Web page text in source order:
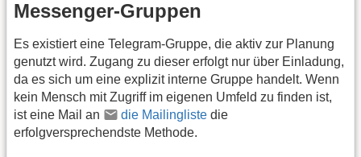
Messenger-Gruppen
Es existiert eine Telegram-Gruppe, die aktiv zur Planung
genutzt wird. Zugang zu dieser erfolgt nur über Einladung,
da es sich um eine explizit interne Gruppe handelt. Wenn
kein Mensch mit Zugriff im eigenen Umfeld zu finden ist,
ist eine Mail an
die Mailingliste die
erfolgversprechendste Methode.